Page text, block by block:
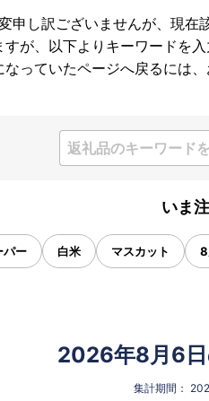
申し訳ございませんが、現在
が、以下よりキーワードを
っていたページへ戻るには
いま
パー 白米 マスカット 8
2026年8月6
集計期間：